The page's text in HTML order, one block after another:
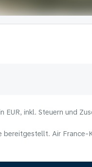
inkl. Steuern und
bereitgestellt. Air